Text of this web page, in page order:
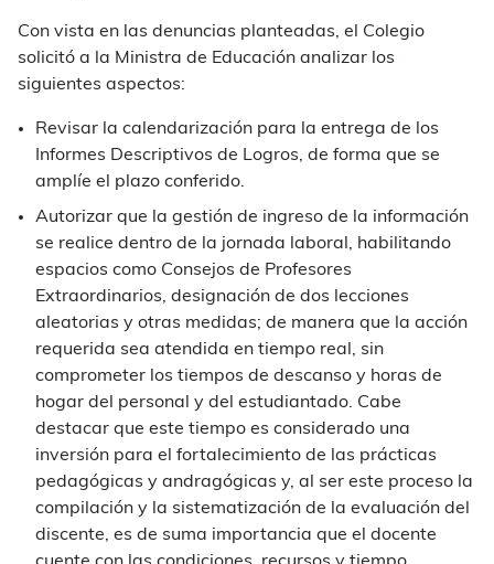
Con vista en las denuncias planteadas, el Colegio
solicitó a la Ministra de Educación analizar los
siguientes aspectos:
Revisar la calendarización para la entrega de los
Informes Descriptivos de Logros, de forma que se
amplíe el plazo conferido.
Autorizar que la gestión de ingreso de la información
se realice dentro de la jornada laboral, habilitando
espacios como Consejos de Profesores
Extraordinarios, designación de dos lecciones
aleatorias y otras medidas; de manera que la acción
requerida sea atendida en tiempo real, sin
comprometer los tiempos de descanso y horas de
hogar del personal y del estudiantado. Cabe
destacar que este tiempo es considerado una
inversión para el fortalecimiento de las prácticas
pedagógicas y andragógicas y, al ser este proceso la
compilación y la sistematización de la evaluación del
discente, es de suma importancia que el docente